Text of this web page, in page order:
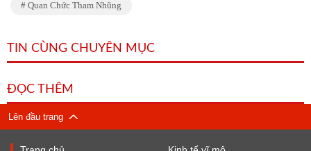
Quan Chức Tham Nhũng
TIN CÙNG CHUYÊN MỤC
ĐỌC THÊM
Lên đầu trang